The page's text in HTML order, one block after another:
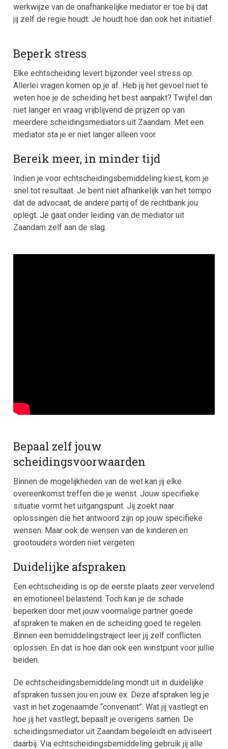
werkwijze van de onafhankelijke mediator er toe bij dat
jij zelf de regie houdt. Je houdt hoe dan ook het initiatief.
Beperk stress
Elke echtscheiding levert bijzonder veel stress op.
Allerlei vragen komen op je af. Heb jij het gevoel niet te
weten hoe je de scheiding het best aanpakt? Twijfel dan
niet langer en vraag vrijblijvend de prijzen op van
meerdere scheidingsmediators uit Zaandam. Met een
mediator sta je er niet langer alleen voor.
Bereik meer, in minder tijd
Indien je voor echtscheidingsbemiddeling kiest, kom je
snel tot resultaat. Je bent niet afhankelijk van het tempo
dat de advocaat, de andere partij of de rechtbank jou
oplegt. Je gaat onder leiding van de mediator uit
Zaandam zelf aan de slag.
Bepaal zelf jouw
scheidingsvoorwaarden
Binnen de mogelijkheden van de wet kan jij elke
overeenkomst treffen die je wenst. Jouw specifieke
situatie vormt het uitgangspunt. Jij zoekt naar
oplossingen die het antwoord zijn op jouw specifieke
wensen. Maar ook de wensen van de kinderen en
grootouders worden niet vergeten.
Duidelijke afspraken
Een echtscheiding is op de eerste plaats zeer vervelend
en emotioneel belastend. Toch kan je de schade
beperken door met jouw voormalige partner goede
afspraken te maken en de scheiding goed te regelen.
Binnen een bemiddelingstraject leer jij zelf conflicten
oplossen. En dat is hoe dan ook een winstpunt voor jullie
beiden.
De echtscheidingsbemiddeling mondt uit in duidelijke
afspraken tussen jou en jouw ex. Deze afspraken leg je
vast in het zogenaamde “convenant”. Wat jij vastlegt en
hoe jij het vastlegt, bepaalt je overigens samen. De
scheidingsmediator uit Zaandam begeleidt en adviseert
daarbij. Via echtscheidingsbemiddeling gebruik jij alle